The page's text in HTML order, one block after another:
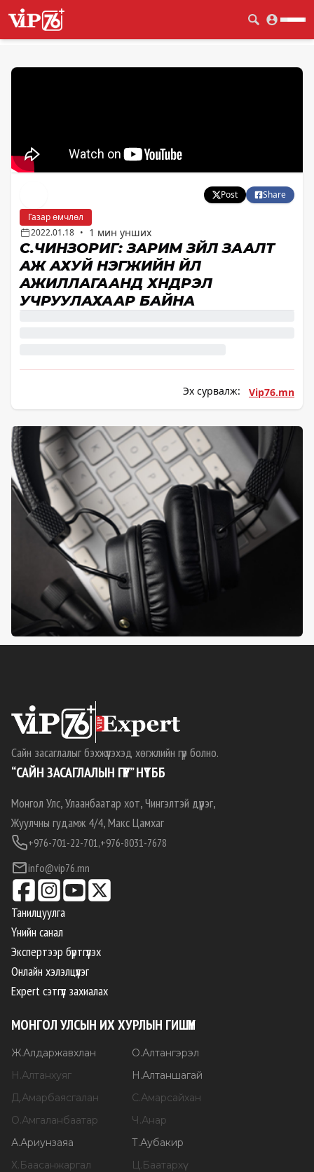
Post
Share
Газар өмчлөл
2022.01.18 • 1 мин унших
С.ЧИНЗОРИГ: ЗАРИМ ЗҮЙЛ ЗААЛТ
АЖ АХУЙ НЭГЖИЙН ҮЙЛ
АЖИЛЛАГААНД ХҮНДРЭЛ
УЧРУУЛАХААР БАЙНА
Эх сурвалж: Vip76.mn
Сайн засаглалыг бэхжүүлэхэд хөгжлийн гүүр болно.
“САЙН ЗАСАГЛАЛЫН ГҮҮР” НҮТББ
Монгол Улс, Улаанбаатар хот, Чингэлтэй дүүрэг,
Жуулчны гудамж 4/4, Макс Цамхаг
+976-701-22-701,+976-8031-7678
info@vip76.mn
Танилцуулга
Үнийн санал
Экспертээр бүртгүүлэх
Онлайн хэлэлцүүлэг
Expert сэтгүүл захиалах
МОНГОЛ УЛСЫН ИХ ХУРЛЫН ГИШҮҮН
Ж.Алдаржавхлан О.Алтангэрэл
Н.Алтанхуяг Н.Алтаншагай
Д.Амарбаясгалан С.Амарсайхан
О.Амгаланбаатар Ч.Анар
А.Ариунзаяа Т.Аубакир
Х.Баасанжаргал Ц.Баатархүү